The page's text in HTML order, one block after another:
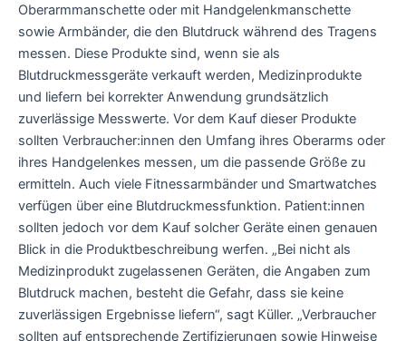
Oberarmmanschette oder mit Handgelenkmanschette
sowie Armbänder, die den Blutdruck während des Tragens
messen. Diese Produkte sind, wenn sie als
Blutdruckmessgeräte verkauft werden, Medizinprodukte
und liefern bei korrekter Anwendung grundsätzlich
zuverlässige Messwerte. Vor dem Kauf dieser Produkte
sollten Verbraucher:innen den Umfang ihres Oberarms oder
ihres Handgelenkes messen, um die passende Größe zu
ermitteln. Auch viele Fitnessarmbänder und Smartwatches
verfügen über eine Blutdruckmessfunktion. Patient:innen
sollten jedoch vor dem Kauf solcher Geräte einen genauen
Blick in die Produktbeschreibung werfen. „Bei nicht als
Medizinprodukt zugelassenen Geräten, die Angaben zum
Blutdruck machen, besteht die Gefahr, dass sie keine
zuverlässigen Ergebnisse liefern“, sagt Küller. „Verbraucher
sollten auf entsprechende Zertifizierungen sowie Hinweise